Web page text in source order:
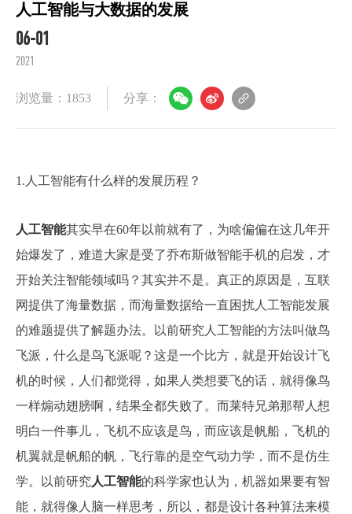
人工智能与大数据的发展
06-01
2021
浏览量：1853 分享：
1.人工智能有什么样的发展历程？
人工智能其实早在60年以前就有了，为啥偏偏在这几年开
始爆发了，难道大家是受了乔布斯做智能手机的启发，才
开始关注智能领域吗？其实并不是。真正的原因是，互联
网提供了海量数据，而海量数据给一直困扰人工智能发展
的难题提供了解题办法。以前研究人工智能的方法叫做鸟
飞派，什么是鸟飞派呢？这是一个比方，就是开始设计飞
机的时候，人们都觉得，如果人类想要飞的话，就得像鸟
一样煽动翅膀啊，结果全都失败了。而莱特兄弟那帮人想
明白一件事儿，飞机不应该是鸟，而应该是帆船，飞机的
机翼就是帆船的帆，飞行靠的是空气动力学，而不是仿生
学。以前研究 人工智能的科学家也认为，机器如果要有智
能，就得像人脑一样思考，所以，都是设计各种算法来模